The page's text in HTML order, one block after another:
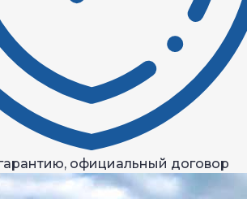
официальный договор